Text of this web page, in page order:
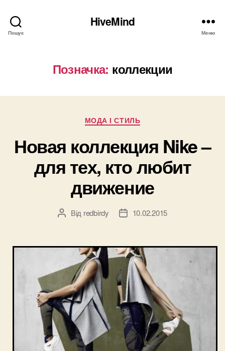
Пошук
HiveMind
Меню
Позначка: коллекции
Категорії
МОДА І СТИЛЬ
Новая коллекция Nike –
для тех, кто любит
движение
Автор
Від redbirdy
Дата10.02.2015